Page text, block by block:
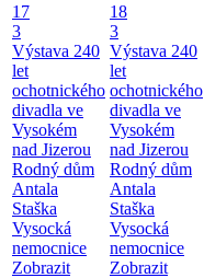
17
3
Výstava 240
let
ochotnického
divadla ve
Vysokém
nad Jizerou
Rodný dům
Antala
Staška
Vysocká
nemocnice
Zobrazit
18
3
Výstava 240
let
ochotnického
divadla ve
Vysokém
nad Jizerou
Rodný dům
Antala
Staška
Vysocká
nemocnice
Zobrazit